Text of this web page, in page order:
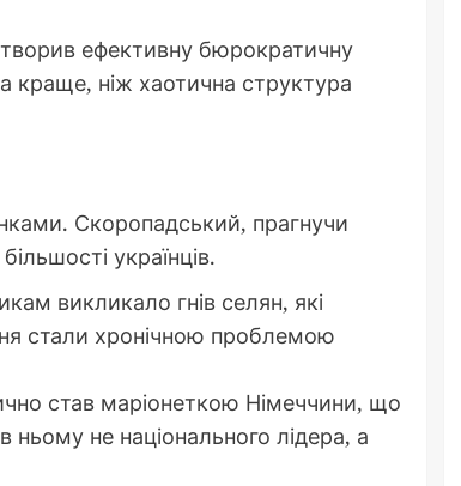
ефективну бюрократичну
краще, ніж хаотична структура
Скоропадський, прагнучи
українців.
викликало гнів селян, які
стали хронічною проблемою
став маріонеткою Німеччини, що
ньому не національного лідера, а